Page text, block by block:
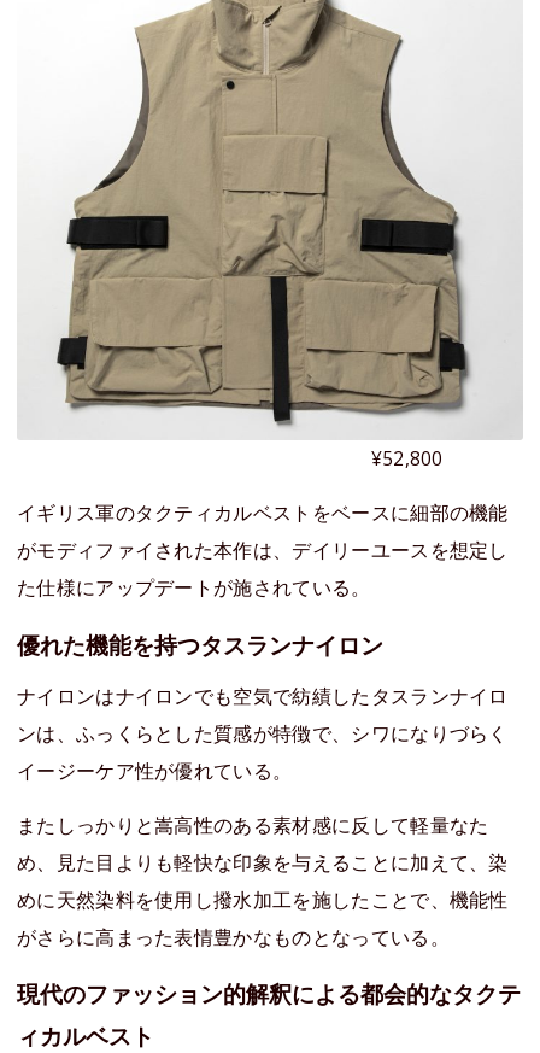
¥52,800
イギリス軍のタクティカルベストをベースに細部の機能
がモディファイされた本作は、デイリーユースを想定し
た仕様にアップデートが施されている。
優れた機能を持つタスランナイロン
ナイロンはナイロンでも空気で紡績したタスランナイロ
ンは、ふっくらとした質感が特徴で、シワになりづらく
イージーケア性が優れている。
またしっかりと嵩高性のある素材感に反して軽量なた
め、見た目よりも軽快な印象を与えることに加えて、染
めに天然染料を使用し撥水加工を施したことで、機能性
がさらに高まった表情豊かなものとなっている。
現代のファッション的解釈による都会的なタクテ
ィカルベスト